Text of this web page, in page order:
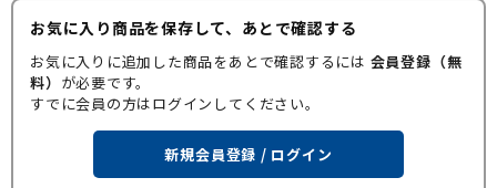
お気に入り商品を保存して、あとで確認する
お気に入りに追加した商品をあとで確認するには 会員登録（無
料） が必要です。
すでに会員の方はログインしてください。
新規会員登録 / ログイン